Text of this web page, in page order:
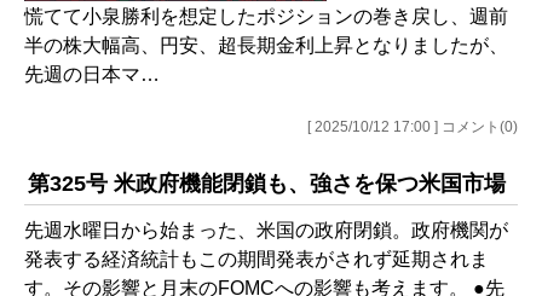
慌てて小泉勝利を想定したポジションの巻き戻し、週前
半の株大幅高、円安、超長期金利上昇となりましたが、
先週の日本マ…
[ 2025/10/12 17:00 ] コメント(0)
第325号 米政府機能閉鎖も、強さを保つ米国市場
先週水曜日から始まった、米国の政府閉鎖。政府機関が
発表する経済統計もこの期間発表がされず延期されま
す。その影響と月末のFOMCへの影響も考えます。 ●先